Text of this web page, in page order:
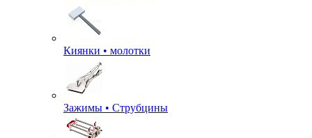
Киянки • молотки
Зажимы • Струбцины